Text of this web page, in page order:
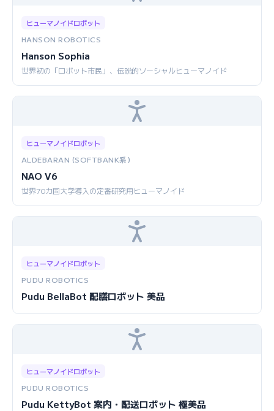
ヒューマノイドロボット
HANSON ROBOTICS
Hanson Sophia
世界初の「ロボット市民」、伝説的ソーシャルヒューマノイド
ヒューマノイドロボット
ALDEBARAN (SOFTBANK系)
NAO V6
世界70カ国大学導入の定番研究用ヒューマノイド
ヒューマノイドロボット
PUDU ROBOTICS
Pudu BellaBot 配膳ロボット 美品
ヒューマノイドロボット
PUDU ROBOTICS
Pudu KettyBot 案内・配送ロボット 極美品